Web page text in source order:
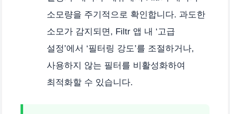
소모량을 주기적으로 확인합니다. 과도한
소모가 감지되면, Filtr 앱 내 ‘고급
설정’에서 ‘필터링 강도’를 조절하거나,
사용하지 않는 필터를 비활성화하여
최적화할 수 있습니다.